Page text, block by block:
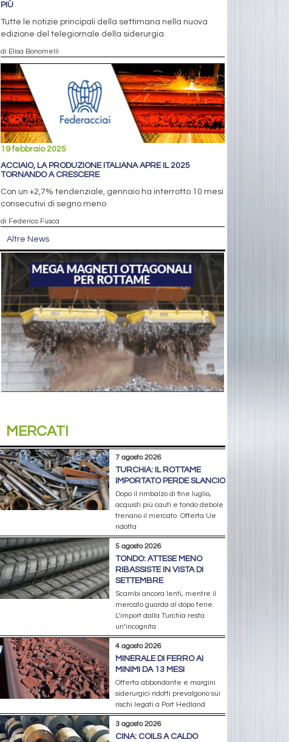
PIÙ
Tutte le notizie principali della settimana nella nuova
edizione del telegiornale della siderurgia
di Elisa Bonomelli
19 febbraio 2025
ACCIAIO, LA PRODUZIONE ITALIANA APRE IL 2025
TORNANDO A CRESCERE
Con un +2,7% tendenziale, gennaio ha interrotto 10 mesi
consecutivi di segno meno
di Federico Fusca
Altre News
MERCATI
7 agosto 2026
TURCHIA: IL ROTTAME
IMPORTATO PERDE SLANCIO
Dopo il rimbalzo di fine luglio,
acquisti più cauti e tondo debole
frenano il mercato. Offerta Ue
ridotta
5 agosto 2026
TONDO: ATTESE MENO
RIBASSISTE IN VISTA DI
SETTEMBRE
Scambi ancora lenti, mentre il
mercato guarda al dopo ferie.
L’import dalla Turchia resta
un’incognita
4 agosto 2026
MINERALE DI FERRO AI
MINIMI DA 13 MESI
Offerta abbondante e margini
siderurgici ridotti prevalgono sui
rischi legati a Port Hedland
3 agosto 2026
CINA: COILS A CALDO